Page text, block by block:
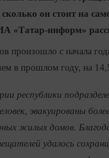
он стоит на
«Татар-информ»
произошло с начала
в прошлом году, на
республики
эвакуированы
жилых домов.
удалось